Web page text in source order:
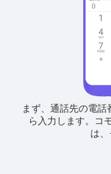
まず、通話先の電
ら入力します。 コ
は、